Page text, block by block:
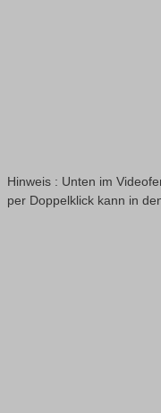
Hinweis : Unten im
per Doppelklick kann in